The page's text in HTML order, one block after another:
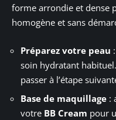
forme arrondie et dense
homogène et sans
Préparez votre peau
soin hydratant
passer à l’étape
Base de maquillage :
votre BB Cream pour